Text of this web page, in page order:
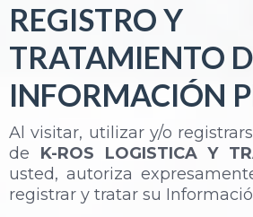
REGISTRO Y
TRATAMIENTO
INFORMACIÓN
Al visitar, utilizar y/o
de K-ROS LOGISTICA Y
usted, autoriza
registrar y tratar su